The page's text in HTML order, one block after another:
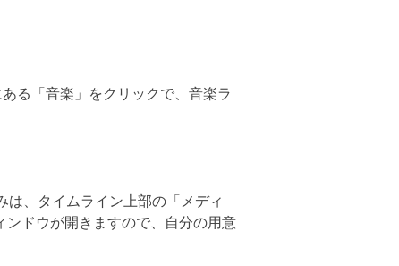
る「音楽」をクリックで、音楽ラ
、タイムライン上部の「メディ
ドウが開きますので、自分の用意